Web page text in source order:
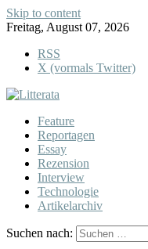
Skip to content
Freitag, August 07, 2026
RSS
X (vormals Twitter)
Feature
Reportagen
Essay
Rezension
Interview
Technologie
Artikelarchiv
Suchen nach: